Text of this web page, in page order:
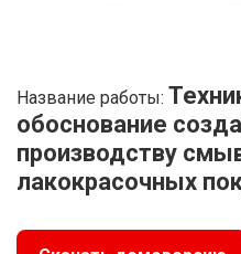
Название работы:
обоснование
производству
лакокрасочных